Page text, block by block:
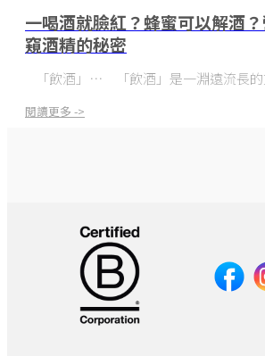
一喝酒就臉紅？蜂蜜可以解酒
窺酒精的秘密
「飲酒」⋯ 「飲酒」是一淵遠流長
閱讀更多 ->